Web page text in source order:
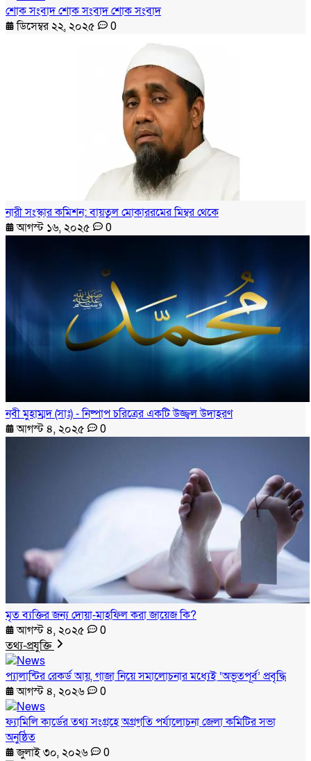
শোক সংবাদ শোক সংবাদ শোক সংবাদ
ডিসেম্বর ২২, ২০২৫
0
নারী সংস্কার কমিশন: বায়তুল মোকাররমের মিম্বর থেকে
আগস্ট ১৬, ২০২৫
0
নবী মুহাম্মদ (সাঃ) - নিষ্পাপ চরিত্রের একটি উজ্জ্বল উদাহরণ
আগস্ট ৪, ২০২৫
0
মৃত ব্যক্তির জন্য দোয়া-মাহফিল করা জায়েজ কি?
আগস্ট ৪, ২০২৫
0
তথ্য-প্রযুক্তি
প্যালান্টির রেকর্ড আয়, গাজা নিয়ে সমালোচনার মধ্যেই ‘অভূতপূর্ব’ প্রবৃদ্ধি
আগস্ট ৪, ২০২৬
0
ফ্যামিলি কার্ডের তথ্য সংগ্রহে অগ্রগতি পর্যালোচনা জেলা কমিটির সভা
অনুষ্ঠিত
জুলাই ৩০, ২০২৬
0